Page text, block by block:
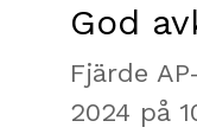
God
Fjärde
2024 på